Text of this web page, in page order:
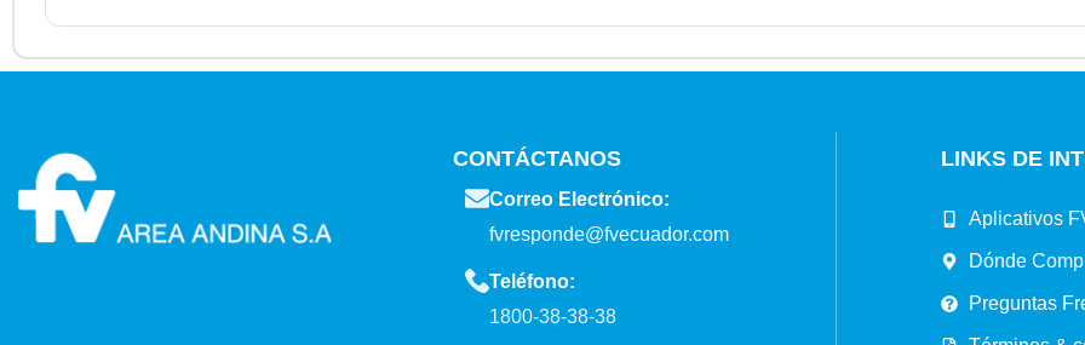
CONTÁCTANOS
Correo Electrónico:
fvresponde@fvecuador.com
Teléfono:
1800-38-38-38
LINKS DE
Aplicativos
Dónde
Preguntas